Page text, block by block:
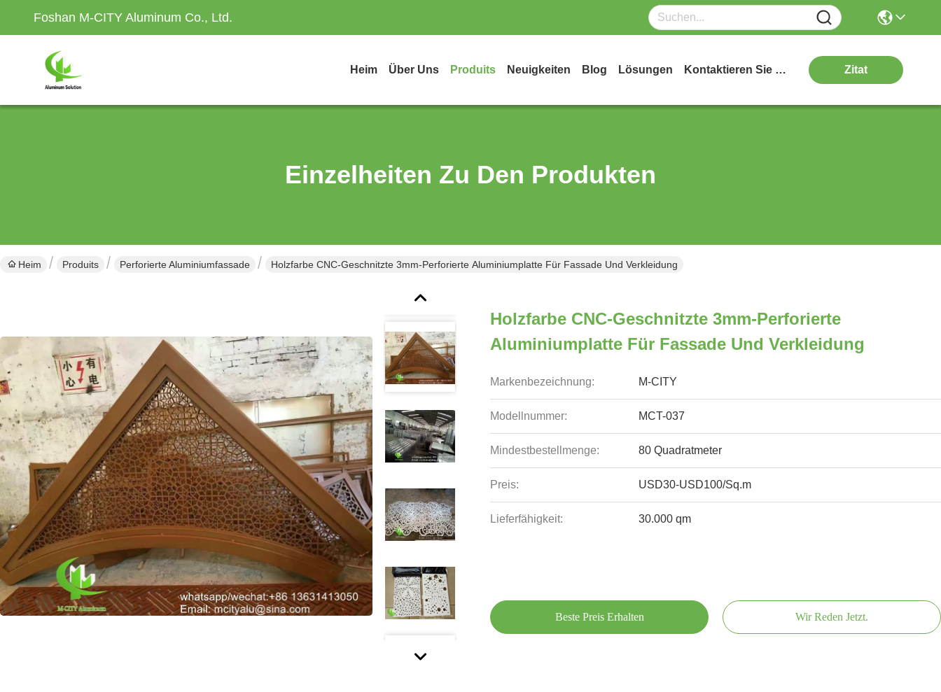
Foshan M-CITY Aluminum Co., Ltd.
Heim Über Uns Produits Neuigkeiten Blog Lösungen Kontaktieren Sie Uns Zitat
Einzelheiten Zu Den Produkten
Heim Produits Perforierte Aluminiumfassade Holzfarbe CNC-Geschnitzte 3mm-Perforierte Aluminiumplatte Für Fassade Und Verkleidung
Holzfarbe CNC-Geschnitzte 3mm-Perforierte
Aluminiumplatte Für Fassade Und Verkleidung
Markenbezeichnung: M-CITY
Modellnummer: MCT-037
Mindestbestellmenge: 80 Quadratmeter
Preis: USD30-USD100/Sq.m
Lieferfähigkeit: 30.000 qm
Beste Preis Erhalten Wir Reden Jetzt.